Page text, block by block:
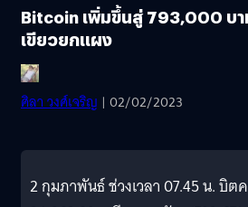
Bitcoin เพิ่มขึ้นสู่ 793,000 บ
เขียวยกแผง
ศิลา วงศ์เจริญ | 02/02/2023
2 กุมภาพันธ์ ช่วงเวลา 07.45 น. บิ